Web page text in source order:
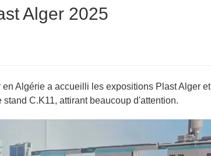
Alger 2025
Algérie a accueilli les expositions Plast Alger et
C.K11, attirant beaucoup d'attention.